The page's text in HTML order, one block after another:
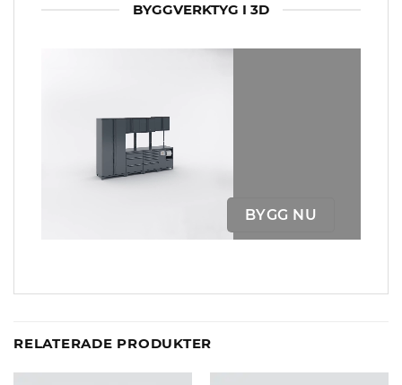
BYGGVERKTYG I 3D
BYGG NU
RELATERADE PRODUKTER